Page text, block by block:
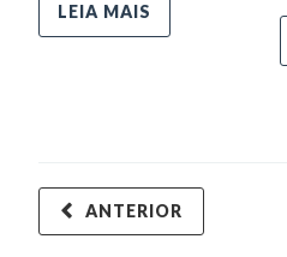
LEIA MAIS
ANTERIOR